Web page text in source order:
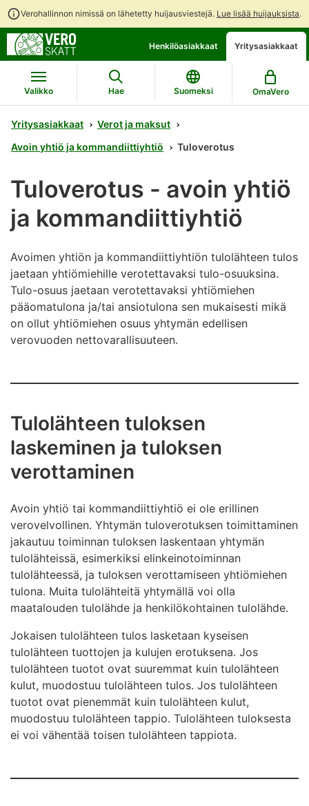
Verohallinnon nimissä on lähetetty huijausviestejä. Lue lisää huijauksista.
suoraan
sisältöön
koko
sivuston
hakuun
Henkilöasiakkaat Yritysasiakkaat
Valikko Hae Suomeksi OmaVero
Yritysasiakkaat
Verot ja maksut
Avoin yhtiö ja kommandiittiyhtiö
Tuloverotus
Tuloverotus - avoin yhtiö
ja kommandiittiyhtiö
Avoimen yhtiön ja kommandiittiyhtiön tulolähteen tulos
jaetaan yhtiömiehille verotettavaksi tulo-osuuksina.
Tulo-osuus jaetaan verotettavaksi yhtiömiehen
pääomatulona ja/tai ansiotulona sen mukaisesti mikä
on ollut yhtiömiehen osuus yhtymän edellisen
verovuoden nettovarallisuuteen.
Tulolähteen tuloksen
laskeminen ja tuloksen
verottaminen
Avoin yhtiö tai kommandiittiyhtiö ei ole erillinen
verovelvollinen. Yhtymän tuloverotuksen toimittaminen
jakautuu toiminnan tuloksen laskentaan yhtymän
tulolähteissä, esimerkiksi elinkeinotoiminnan
tulolähteessä, ja tuloksen verottamiseen yhtiömiehen
tulona. Muita tulolähteitä yhtymällä voi olla
maatalouden tulolähde ja henkilökohtainen tulolähde.
Jokaisen tulolähteen tulos lasketaan kyseisen
tulolähteen tuottojen ja kulujen erotuksena. Jos
tulolähteen tuotot ovat suuremmat kuin tulolähteen
kulut, muodostuu tulolähteen tulos. Jos tulolähteen
tuotot ovat pienemmät kuin tulolähteen kulut,
muodostuu tulolähteen tappio. Tulolähteen tuloksesta
ei voi vähentää toisen tulolähteen tappiota.